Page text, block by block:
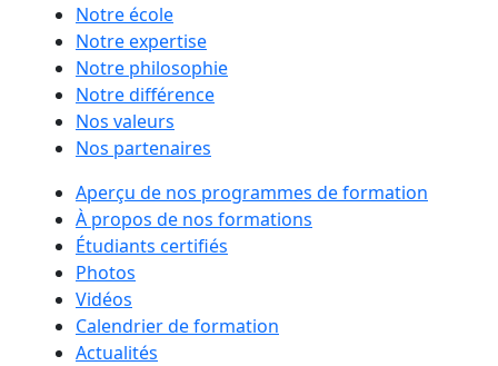
Notre école
Notre expertise
Notre philosophie
Notre différence
Nos valeurs
Nos partenaires
Aperçu de nos programmes de formation
À propos de nos formations
Étudiants certifiés
Photos
Vidéos
Calendrier de formation
Actualités